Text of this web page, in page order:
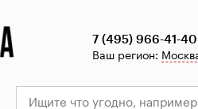
7 (495) 966-41-40
Ваш регион: